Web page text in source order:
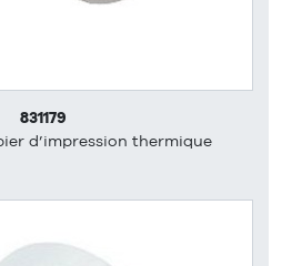
831179
d’impression thermique